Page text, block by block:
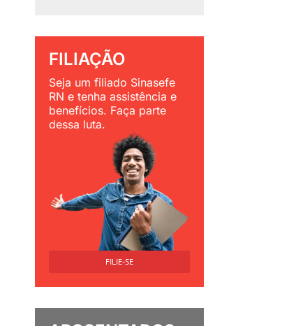
FILIAÇÃO
Seja um filiado Sinasefe
RN e tenha assistência e
benefícios. Faça parte
dessa luta.
FILIE-SE